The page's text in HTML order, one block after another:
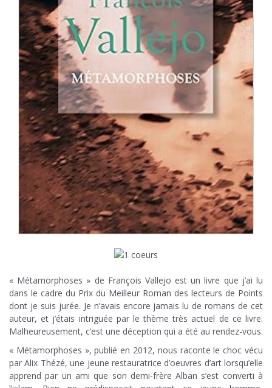
« Métamorphoses » de François Vallejo est un livre que j’ai lu
dans le cadre du Prix du Meilleur Roman des lecteurs de Points
dont je suis jurée. Je n’avais encore jamais lu de romans de cet
auteur, et j’étais intriguée par le thème très actuel de ce livre.
Malheureusement, c’est une déception qui a été au rendez-vous.
« Métamorphoses », publié en 2012, nous raconte le choc vécu
par Alix Thézé, une jeune restauratrice d’oeuvres d’art lorsqu’elle
apprend par un ami que son demi-frère Alban s’est converti à